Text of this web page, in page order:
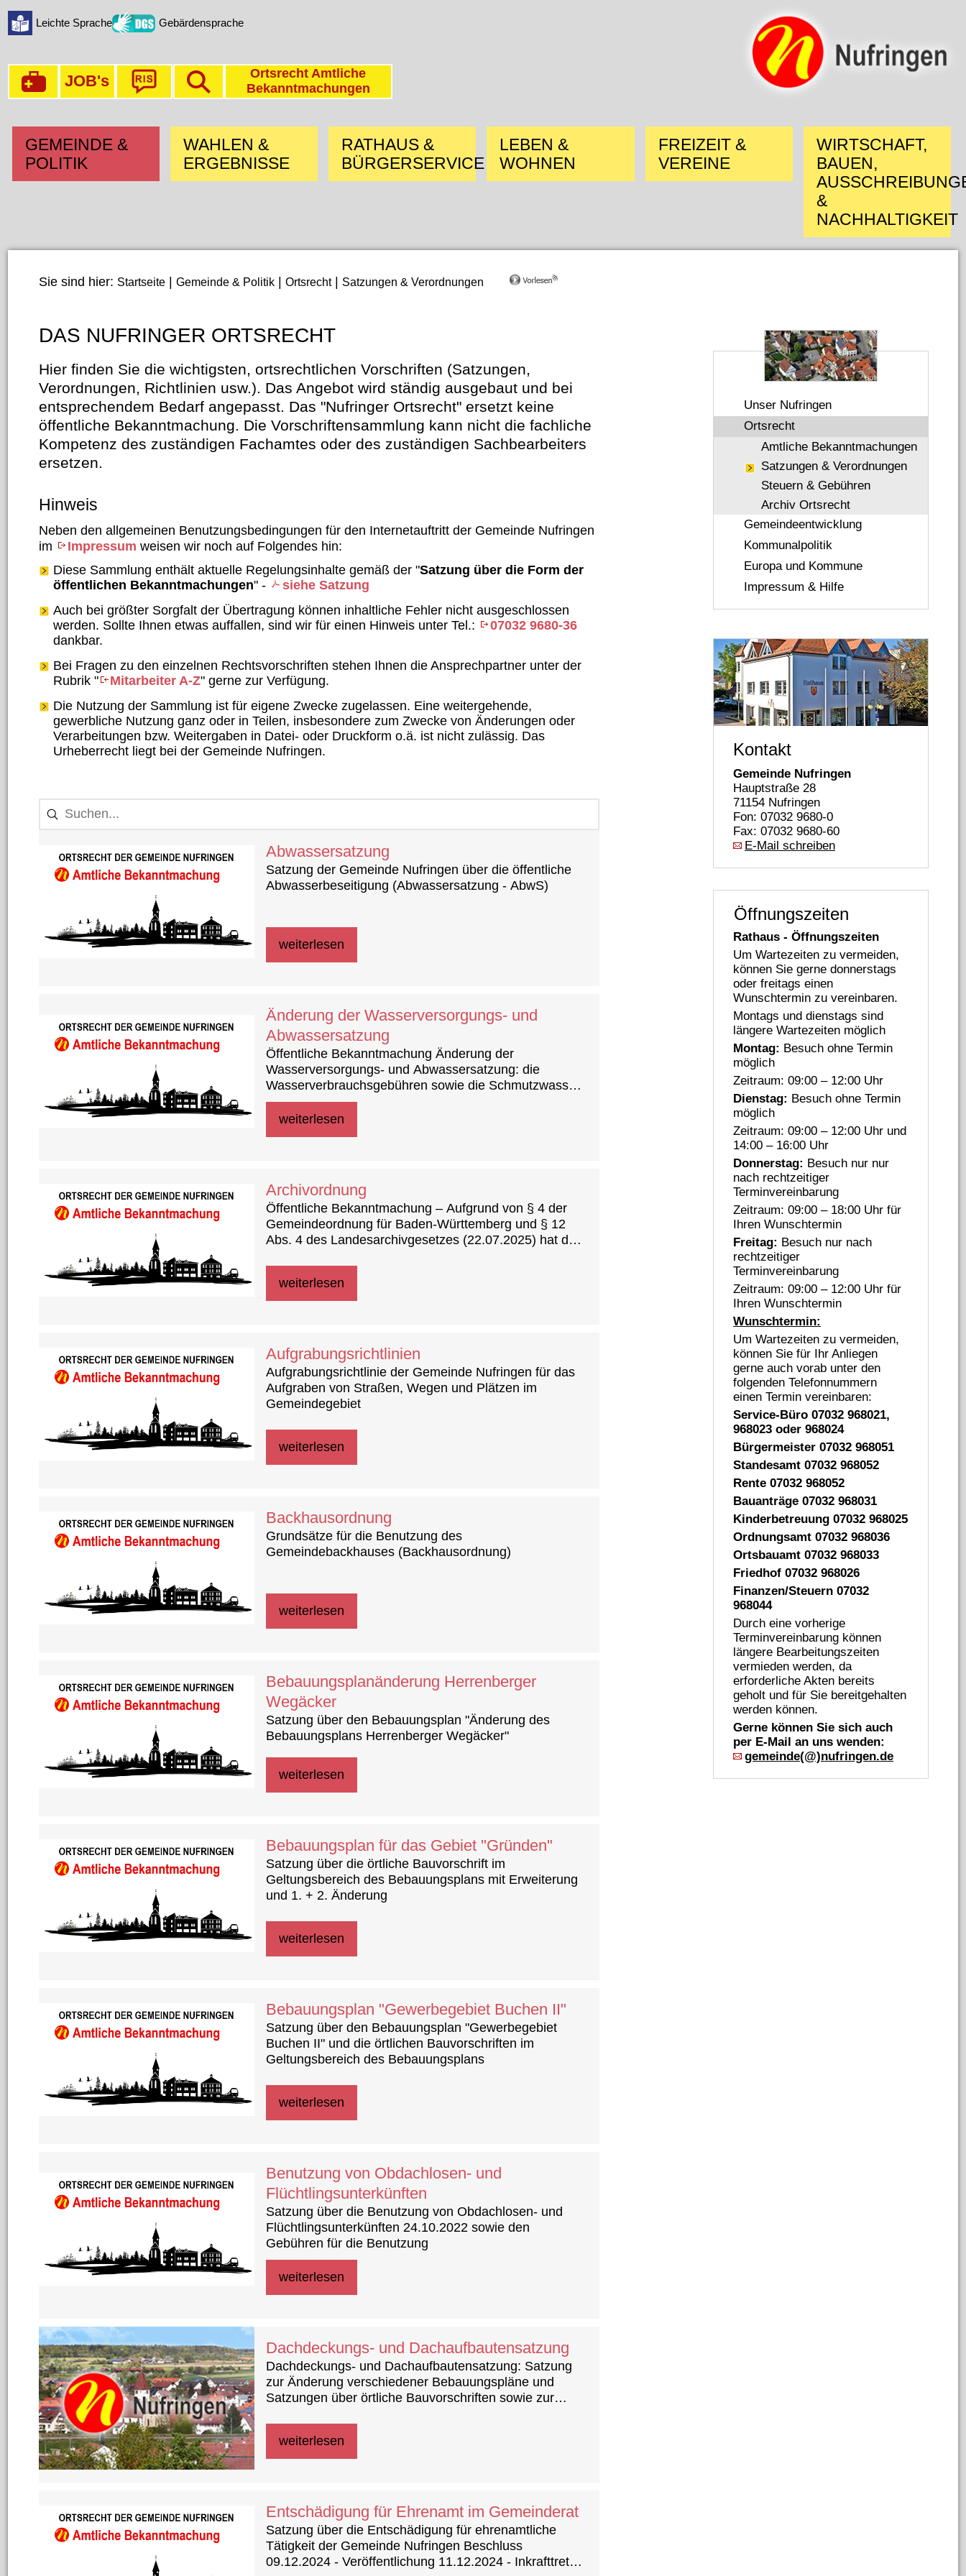
Leichte Sprache Gebärdensprache
JOB's
Ortsrecht Amtliche
Bekanntmachungen
GEMEINDE &
POLITIK
WAHLEN &
ERGEBNISSE
RATHAUS &
BÜRGERSERVICE
LEBEN &
WOHNEN
FREIZEIT &
VEREINE
WIRTSCHAFT,
BAUEN,
&
NACHHALTIGKEIT
Sie sind hier: Startseite |Gemeinde & Politik |Ortsrecht| Satzungen & Verordnungen
DAS NUFRINGER ORTSRECHT
Hier finden Sie die wichtigsten, ortsrechtlichen Vorschriften (Satzungen,
Verordnungen, Richtlinien usw.). Das Angebot wird ständig ausgebaut und bei
entsprechendem Bedarf angepasst. Das "Nufringer Ortsrecht" ersetzt keine
öffentliche Bekanntmachung. Die Vorschriftensammlung kann nicht die fachliche
Kompetenz des zuständigen Fachamtes oder des zuständigen Sachbearbeiters
ersetzen.
Hinweis
Neben den allgemeinen Benutzungsbedingungen für den Internetauftritt der Gemeinde Nufringen
im
Impressum weisen wir noch auf Folgendes hin:
Diese Sammlung enthält aktuelle Regelungsinhalte gemäß der "Satzung über die Form der
öffentlichen Bekanntmachungen" -
siehe Satzung
Auch bei größter Sorgfalt der Übertragung können inhaltliche Fehler nicht ausgeschlossen
werden. Sollte Ihnen etwas auffallen, sind wir für einen Hinweis unter Tel.:
07032 9680-36
dankbar.
Bei Fragen zu den einzelnen Rechtsvorschriften stehen Ihnen die Ansprechpartner unter der
Rubrik "
Mitarbeiter A-Z" gerne zur Verfügung.
Die Nutzung der Sammlung ist für eigene Zwecke zugelassen. Eine weitergehende,
gewerbliche Nutzung ganz oder in Teilen, insbesondere zum Zwecke von Änderungen oder
Verarbeitungen bzw. Weitergaben in Datei- oder Druckform o.ä. ist nicht zulässig. Das
Urheberrecht liegt bei der Gemeinde Nufringen.
20 Ergebnisse gefunden
Abwassersatzung
Satzung der Gemeinde Nufringen über die öffentliche
Abwasserbeseitigung (Abwassersatzung - AbwS)
weiterlesen
Änderung der Wasserversorgungs- und
Abwassersatzung
Öffentliche Bekanntmachung Änderung der
Wasserversorgungs- und Abwassersatzung: die
Wasserverbrauchsgebühren sowie die Schmutzwasser-
und Niederschlagswassergebühren rückwirkend zum
01.01.2026 neu festgesetzt
weiterlesen
Archivordnung
Öffentliche Bekanntmachung – Aufgrund von § 4 der
Gemeindeordnung für Baden-Württemberg und § 12
Abs. 4 des Landesarchivgesetzes (22.07.2025) hat der
Gemeinde Nufringen als Satzung beschlossen
weiterlesen
Aufgrabungsrichtlinien
Aufgrabungsrichtlinie der Gemeinde Nufringen für das
Aufgraben von Straßen, Wegen und Plätzen im
Gemeindegebiet
weiterlesen
Backhausordnung
Grundsätze für die Benutzung des
Gemeindebackhauses (Backhausordnung)
weiterlesen
Bebauungsplanänderung Herrenberger
Wegäcker
Satzung über den Bebauungsplan "Änderung des
Bebauungsplans Herrenberger Wegäcker"
weiterlesen
Bebauungsplan für das Gebiet "Gründen"
Satzung über die örtliche Bauvorschrift im
Geltungsbereich des Bebauungsplans mit Erweiterung
und 1. + 2. Änderung
weiterlesen
Bebauungsplan "Gewerbegebiet Buchen II"
Satzung über den Bebauungsplan "Gewerbegebiet
Buchen II" und die örtlichen Bauvorschriften im
Geltungsbereich des Bebauungsplans
weiterlesen
Benutzung von Obdachlosen- und
Flüchtlingsunterkünften
Satzung über die Benutzung von Obdachlosen- und
Flüchtlingsunterkünften 24.10.2022 sowie den
Gebühren für die Benutzung
weiterlesen
Dachdeckungs- und Dachaufbautensatzung
Dachdeckungs- und Dachaufbautensatzung: Satzung
zur Änderung verschiedener Bebauungspläne und
Satzungen über örtliche Bauvorschriften sowie zur
BauGB) bezüglich der Dachdeckung und der
Gestaltung von Dachaufbauten
weiterlesen
Entschädigung für Ehrenamt im Gemeinderat
Satzung über die Entschädigung für ehrenamtliche
Tätigkeit der Gemeinde Nufringen Beschluss
09.12.2024 - Veröffentlichung 11.12.2024 - Inkrafttreten
Unser Nufringen
Ortsrecht
Amtliche Bekanntmachungen
Satzungen & Verordnungen
Steuern & Gebühren
Archiv Ortsrecht
Gemeindeentwicklung
Kommunalpolitik
Europa und Kommune
Impressum & Hilfe
Kontakt
Gemeinde Nufringen
Hauptstraße 28
71154 Nufringen
Fon: 07032 9680-0
Fax: 07032 9680-60
E-Mail schreiben
Öffnungszeiten
Rathaus - Öffnungszeiten
Um Wartezeiten zu vermeiden,
können Sie gerne donnerstags
oder freitags einen
Wunschtermin zu vereinbaren.
Montags und dienstags sind
längere Wartezeiten möglich
Montag: Besuch ohne Termin
möglich
Zeitraum: 09:00 – 12:00 Uhr
Dienstag: Besuch ohne Termin
möglich
Zeitraum: 09:00 – 12:00 Uhr und
14:00 – 16:00 Uhr
Donnerstag: Besuch nur nur
nach rechtzeitiger
Terminvereinbarung
Zeitraum: 09:00 – 18:00 Uhr für
Ihren Wunschtermin
Freitag: Besuch nur nach
rechtzeitiger
Terminvereinbarung
Zeitraum: 09:00 – 12:00 Uhr für
Ihren Wunschtermin
Wunschtermin:
Um Wartezeiten zu vermeiden,
können Sie für Ihr Anliegen
gerne auch vorab unter den
folgenden Telefonnummern
einen Termin vereinbaren:
Service-Büro 07032 968021,
968023 oder 968024
Bürgermeister 07032 968051
Standesamt 07032 968052
Rente 07032 968052
Bauanträge 07032 968031
Kinderbetreuung 07032 968025
Ordnungsamt 07032 968036
Ortsbauamt 07032 968033
Friedhof 07032 968026
Finanzen/Steuern 07032
968044
Durch eine vorherige
Terminvereinbarung können
längere Bearbeitungszeiten
vermieden werden, da
erforderliche Akten bereits
geholt und für Sie bereitgehalten
werden können.
Gerne können Sie sich auch
per E-Mail an uns wenden:
gemeinde(@)nufringen.de